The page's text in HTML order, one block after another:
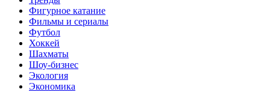
Фигурное катание
Фильмы и сериалы
Футбол
Хоккей
Шахматы
Шоу-бизнес
Экология
Экономика